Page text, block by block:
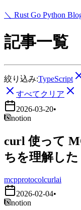
＼ Rust Go Python
記事一覧
絞り込み:TypeScript
すべてクリア
2026-03-20•
notion
curl 使って
ちを理解した
mcpprotocolcurlai
2026-02-04•
notion